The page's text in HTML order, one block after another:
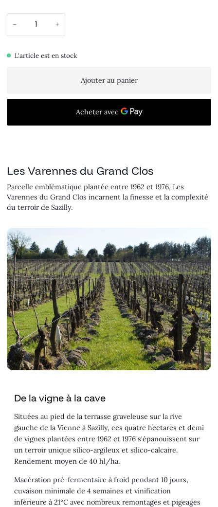
− +
L'article est en stock
Ajouter au panier
Les Varennes du Grand Clos
Parcelle emblématique plantée entre 1962 et 1976, Les
Varennes du Grand Clos incarnent la finesse et la complexité
du terroir de Sazilly.
De la vigne à la cave
Situées au pied de la terrasse graveleuse sur la rive
gauche de la Vienne à Sazilly, ces quatre hectares et demi
de vignes plantées entre 1962 et 1976 s'épanouissent sur
un terroir unique silico-argileux et silico-calcaire.
Rendement moyen de 40 hl/ha.
Macération pré-fermentaire à froid pendant 10 jours,
cuvaison minimale de 4 semaines et vinification
inférieure à 21°C avec nombreux remontages et pigeages